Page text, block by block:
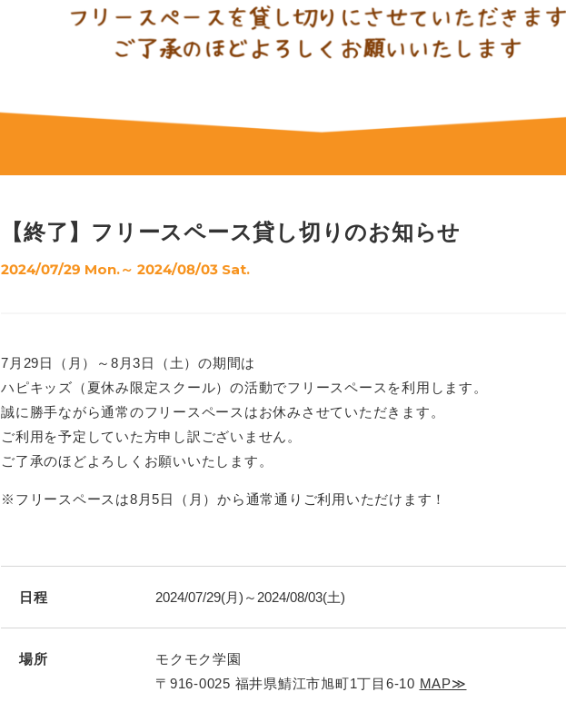
【終了】フリースペース貸し切りのお知らせ
2024/07/29 Mon.～ 2024/08/03 Sat.
7月29日（月）～8月3日（土）の期間は
ハピキッズ（夏休み限定スクール）の活動でフリースペースを利用します。
誠に勝手ながら通常のフリースペースはお休みさせていただきます。
ご利用を予定していた方申し訳ございません。
ご了承のほどよろしくお願いいたします。
※フリースペースは8月5日（月）から通常通りご利用いただけます！
日程 2024/07/29(月)～2024/08/03(土)
場所
モクモク学園
〒916-0025 福井県鯖江市旭町1丁目6-10 MAP≫